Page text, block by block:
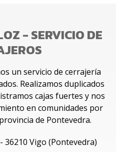
- SERVICIO DE
un servicio de cerrajería
Realizamos duplicados
cajas fuertes y nos
en comunidades por
de Pontevedra.
36210 Vigo (Pontevedra)